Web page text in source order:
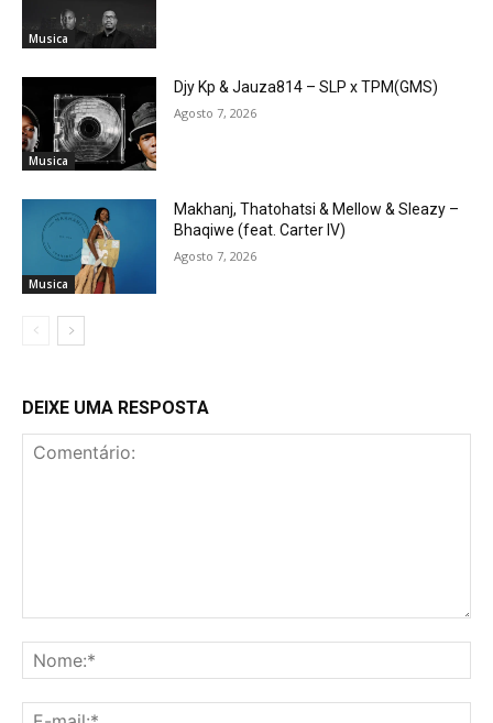
Musica
Musica
Djy Kp & Jauza814 – SLP x TPM(GMS)
Agosto 7, 2026
Musica
Makhanj, Thatohatsi & Mellow & Sleazy –
Bhaqiwe (feat. Carter IV)
Agosto 7, 2026
DEIXE UMA RESPOSTA